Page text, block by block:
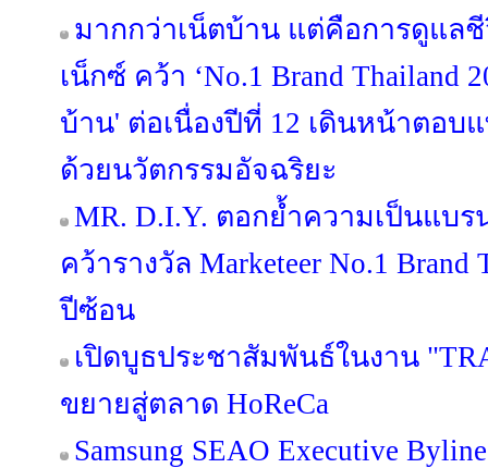
มากกว่าเน็ตบ้าน แต่คือการดูแล
เน็กซ์ คว้า ‘No.1 Brand Thailand
บ้าน' ต่อเนื่องปีที่ 12 เดินหน้าตอบ
ด้วยนวัตกรรมอัจฉริยะ
MR. D.I.Y. ตอกย้ำความเป็นแบ
คว้ารางวัล Marketeer No.1 Brand
ปีซ้อน
เปิดบูธประชาสัมพันธ์ในงาน
ขยายสู่ตลาด HoReCa
Samsung SEAO Executive